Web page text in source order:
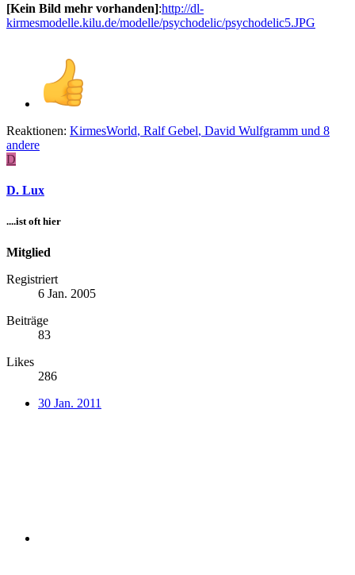
[Kein Bild mehr vorhanden]:http://dl-
kirmesmodelle.kilu.de/modelle/psychodelic/psychodelic5.JPG
Reaktionen: KirmesWorld, Ralf Gebel, David Wulfgramm und 8
andere
D
D. Lux
....ist oft hier
Mitglied
Registriert
6 Jan. 2005
Beiträge
83
Likes
286
30 Jan. 2011